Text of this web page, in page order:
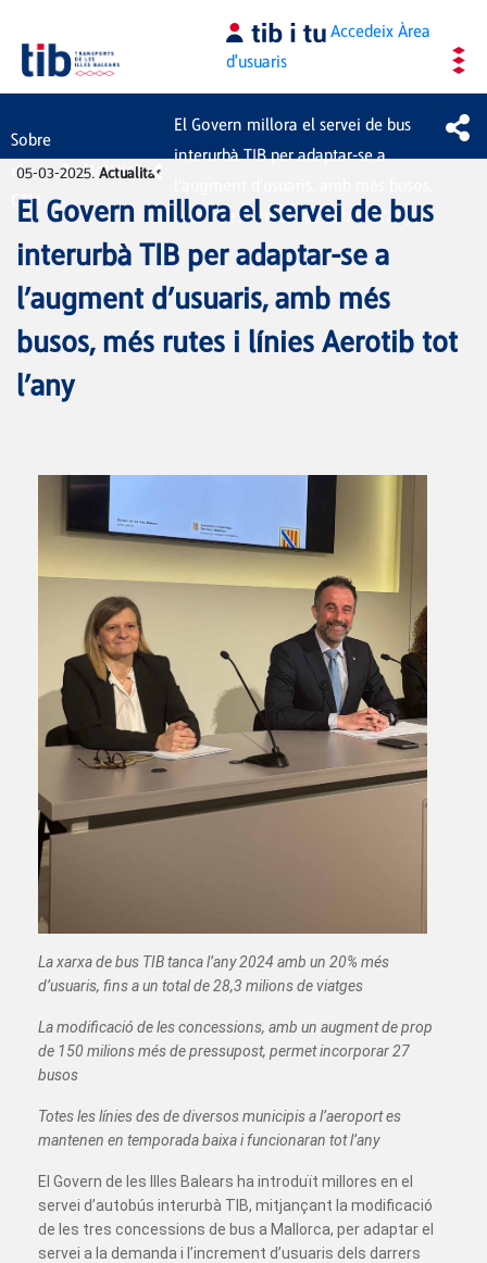
AccedeixÀrea
d'usuaris
Sobre
el
CTM
Notícies
El Govern millora el servei de bus
interurbà TIB per adaptar-se a
més rutes i línies Aerotib tot l’any
05-03-2025. Actualitat
El Govern millora el servei de bus
interurbà TIB per adaptar-se a
l’augment d’usuaris, amb més
busos, més rutes i línies Aerotib tot
l’any
La xarxa de bus TIB tanca l’any 2024 amb un 20% més
d’usuaris, fins a un total de 28,3 milions de viatges
La modificació de les concessions, amb un augment de prop
de 150 milions més de pressupost, permet incorporar 27
busos
Totes les línies des de diversos municipis a l’aeroport es
mantenen en temporada baixa i funcionaran tot l’any
El Govern de les Illes Balears ha introduït millores en el
servei d’autobús interurbà TIB, mitjançant la modificació
de les tres concessions de bus a Mallorca, per adaptar el
servei a la demanda i l’increment d’usuaris dels darrers